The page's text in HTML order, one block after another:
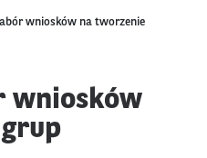
wniosków na tworzenie
wniosków